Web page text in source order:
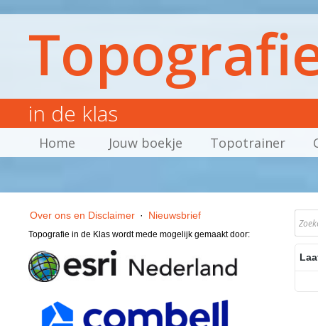
in de klas
Home Jouw boekje Topotrainer
Over ons en Disclaimer · Nieuwsbrief
Topografie in de Klas wordt mede mogelijk gemaakt door: